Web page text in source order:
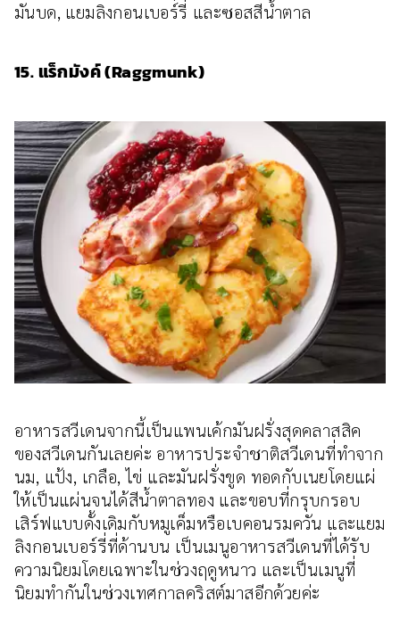
มันบด, แยมลิงกอนเบอร์รี่ และซอสสีน้ำตาล
15. แร็กมังค์ (Raggmunk)
อาหารสวีเดนจากนี้เป็นแพนเค้กมันฝรั่งสุดคลาสสิค
ของสวีเดนกันเลยค่ะ อาหารประจำชาติสวีเดนที่ทำจาก
นม, แป้ง, เกลือ, ไข่ และมันฝรั่งขูด ทอดกับเนยโดยแผ่
ให้เป็นแผ่นจนได้สีน้ำตาลทอง และขอบที่กรุบกรอบ
เสิร์ฟแบบดั้งเดิมกับหมูเค็มหรือเบคอนรมควัน และแยม
ลิงกอนเบอร์รี่ที่ด้านบน เป็นเมนูอาหารสวีเดนที่ได้รับ
ความนิยมโดยเฉพาะในช่วงฤดูหนาว และเป็นเมนูที่
นิยมทำกันในช่วงเทศกาลคริสต์มาสอีกด้วยค่ะ